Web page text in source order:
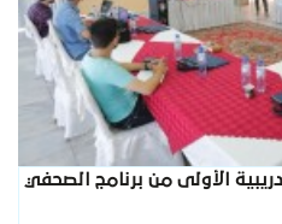
الأولى من برنامج الصحفي